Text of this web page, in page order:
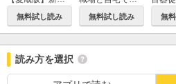
無料試し読み 無料試し読み 無
読み方を選択